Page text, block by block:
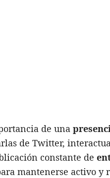
de una
de Twitter,
constante de
mantenerse activo y